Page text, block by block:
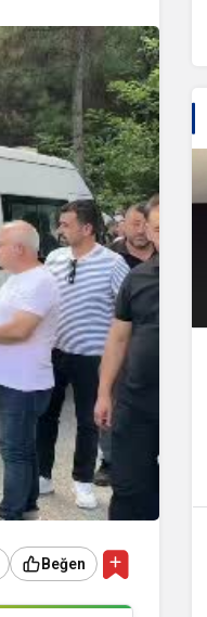
Beğen